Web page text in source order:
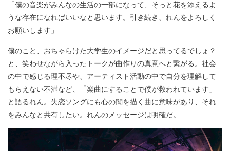
「僕の音楽がみんなの生活の一部になって、そっと花を添えるよ
うな存在になればいいなと思います。引き続き、れんをよろしく
お願いします」
僕のこと、おちゃらけた大学生のイメージだと思ってるでしょ？
と、笑わせながら入ったトークが曲作りの真意へと繋がる。社会
の中で感じる理不尽や、アーティスト活動の中で自分を理解して
もらえない不満など、「楽曲にすることで僕が救われています」
と語るれん。失恋ソングにも心の闇を描く曲に意味があり、それ
をみんなと共有したい。れんのメッセージは明確だ。